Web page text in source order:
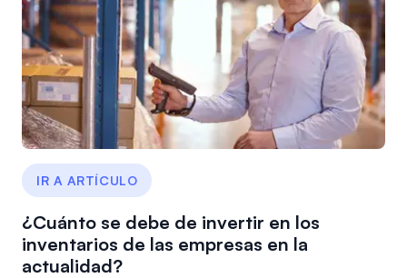
IR A ARTÍCULO
¿Cuánto se debe de invertir en los
inventarios de las empresas en la
actualidad?